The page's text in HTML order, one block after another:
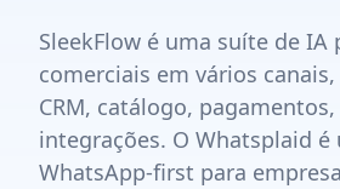
SleekFlow é uma suíte de IA
comerciais em vários
CRM, catálogo,
integrações. O Whatsplaid
WhatsApp-first para